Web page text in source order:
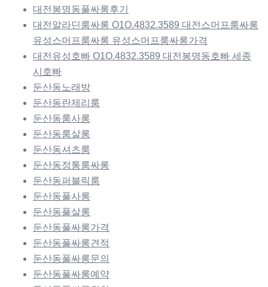
대전봉명동풀싸롱후기
대전알라딘룸싸롱 O1O.4832.3589 대전스머프룸싸롱
유성스머프룸싸롱 유성스머프룸싸롱가격
대전유성호빠 O1O.4832.3589 대전봉명동호빠 세종
시호빠
둔산동노래방
둔산동란제리룸
둔산동룸사롱
둔산동룸살롱
둔산동셔츠룸
둔산동정통룸싸롱
둔산동퍼블릭룸
둔산동풀사롱
둔산동풀살롱
둔산동풀싸롱가격
둔산동풀싸롱견적
둔산동풀싸롱문의
둔산동풀싸롱예약